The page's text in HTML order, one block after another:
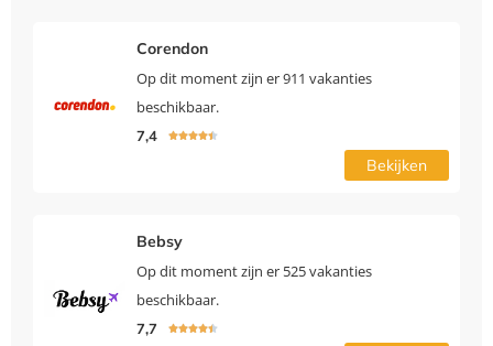
Corendon
Op dit moment zijn er 911 vakanties
beschikbaar.
7,4 
Bekijken
Bebsy
Op dit moment zijn er 525 vakanties
beschikbaar.
7,7 